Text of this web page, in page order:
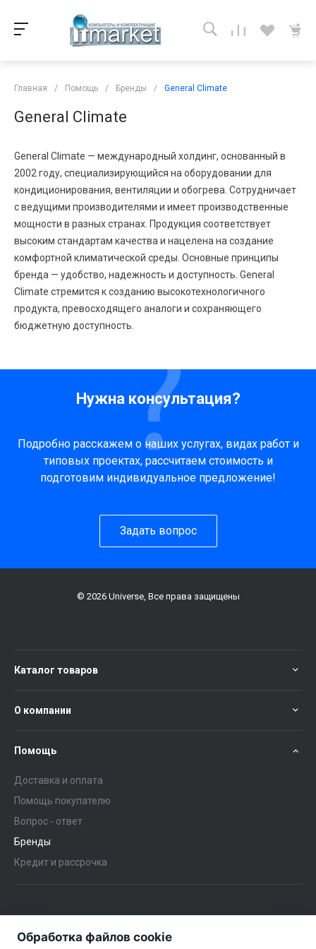
Главная / Помощь / Бренды / General Climate
General Climate
General Climate — международный холдинг, основанный в
2002 году, специализирующийся на оборудовании для
кондиционирования, вентиляции и обогрева. Сотрудничает
с ведущими производителями и имеет производственные
мощности в разных странах. Продукция соответствует
высоким стандартам качества и нацелена на создание
комфортной климатической среды. Основные принципы
бренда — удобство, надежность и доступность. General
Climate стремится к созданию высокотехнологичного
продукта, превосходящего аналоги и сохраняющего
бюджетную доступность.
Нужна консультация?
Подробно расскажем о наших услугах, видах работ и
типовых проектах, рассчитаем стоимость и
подготовим индивидуальное предложение!
Задать вопрос
© 2026 Universe, Все права защищены
Каталог товаров
О компании
Помощь
Доставка и оплата
Помощь покупателю
Вопрос - ответ
Бренды
Кредит и рассрочка
+375 (29) 563-57-02
Обработка файлов cookie